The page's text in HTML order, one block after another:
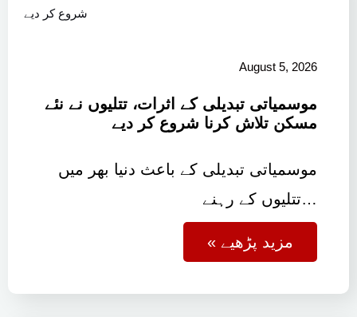
August 5, 2026
موسمیاتی تبدیلی کے اثرات، تتلیوں نے نئے
مسکن تلاش کرنا شروع کر دیے
موسمیاتی تبدیلی کے باعث دنیا بھر میں
تتلیوں کے رہنے…
« مزید پڑھیے